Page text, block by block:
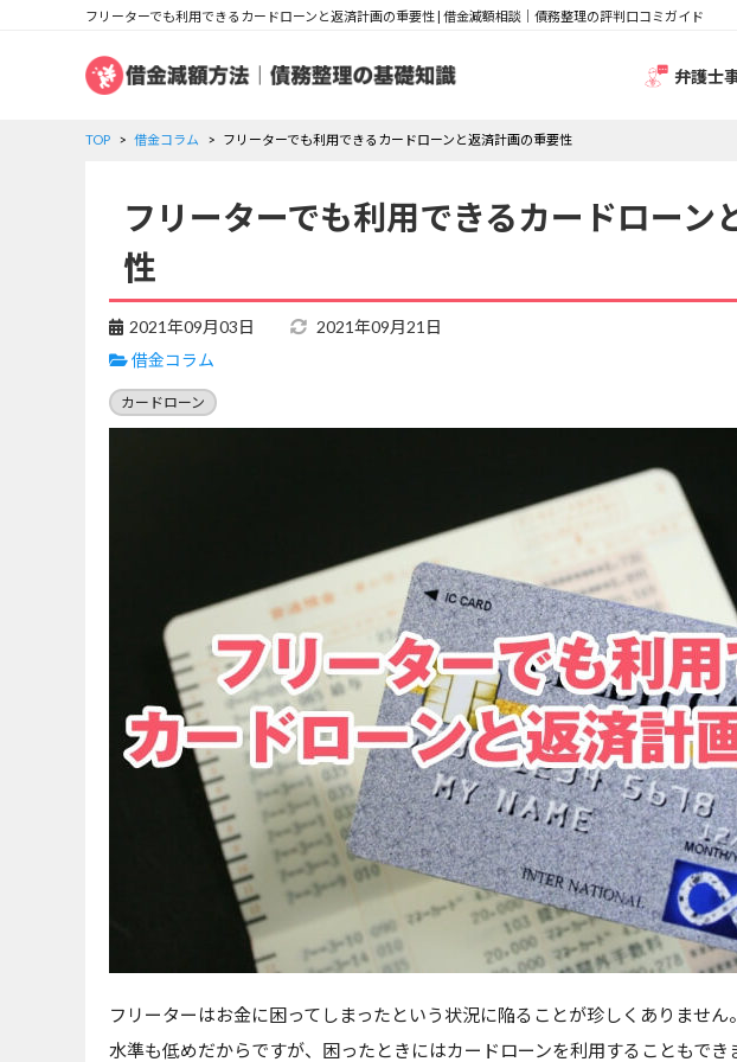
フリーターでも利用できるカードローンと返済計画の重要性 | 借金減額相談｜債務整理の評判口コミガイド
弁護士
TOP 借金コラム フリーターでも利用できるカードローンと返済計画の重要性
フリーターでも利用できるカードローン
性
2021年09月03日
2021年09月21日
借金コラム
カードローン
フリーターはお金に困ってしまったという状況に陥ることが珍しくありませ
水準も低めだからですが、困ったときにはカードローンを利用することもで